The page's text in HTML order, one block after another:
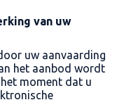
van uw
uw aanvaarding
het aanbod wordt
moment dat u